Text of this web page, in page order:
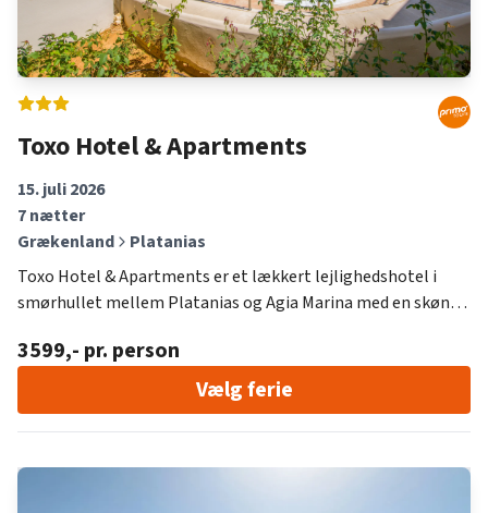
Toxo Hotel & Apartments
15. juli 2026
7nætter
Grækenland
Platanias
Toxo Hotel & Apartments er et lækkert lejlighedshotel i
smørhullet mellem Platanias og Agia Marina med en skøn
som baghave.
Vælg ferie
3599,- pr. person